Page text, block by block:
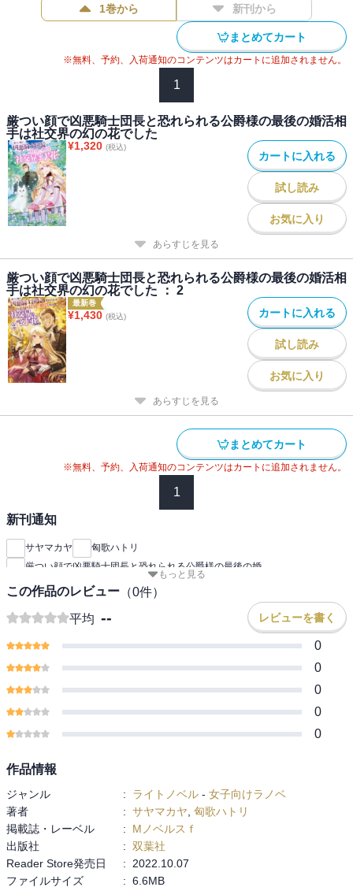
1巻から 新刊から
まとめてカート
※無料、予約、入荷通知のコンテンツはカートに追加されません。
1
厳つい顔で凶悪騎士団長と恐れられる公爵様の最後の婚活相
手は社交界の幻の花でした
¥1,320 (税込)
カートに入れる
試し読み
お気に入り
あらすじを見る
厳つい顔で凶悪騎士団長と恐れられる公爵様の最後の婚活相
手は社交界の幻の花でした ： 2
最新巻
¥1,430 (税込) カートに入れる
試し読み
お気に入り
あらすじを見る
まとめてカート
※無料、予約、入荷通知のコンテンツはカートに追加されません。
1
新刊通知
サヤマカヤ
匈歌ハトリ
厳つい顔で凶悪騎士団長と恐れられる公爵様の最後の婚
もっと見る
この作品のレビュー （0件）
平均 -- レビューを書く
0
0
0
0
0
作品情報
ジャンル : ライトノベル - 女子向けラノベ
著者
: サヤマカヤ 匈歌ハトリ
掲載誌・レーベル
:
Mノベルスｆ
出版社
: 双葉社
Reader Store発売日
:
2022.10.07
ファイルサイズ
: 6.6MB